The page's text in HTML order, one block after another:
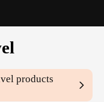
products